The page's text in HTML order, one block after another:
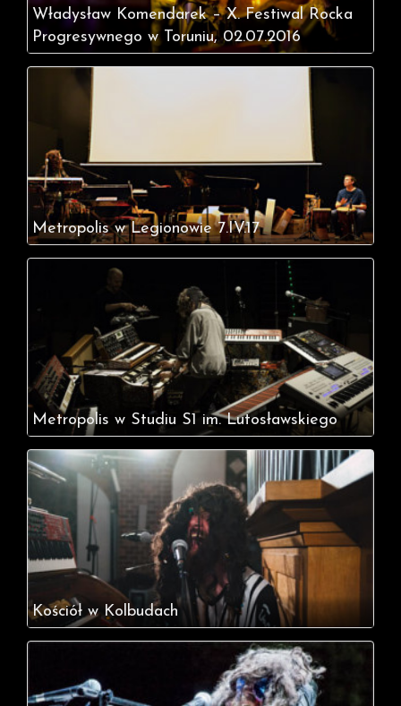
Władysław Komendarek – X. Festiwal Rocka
Progresywnego w Toruniu, 02.07.2016
Metropolis w Legionowie 7.IV.17
Metropolis w Studiu S1 im. Lutosławskiego
Kościół w Kolbudach